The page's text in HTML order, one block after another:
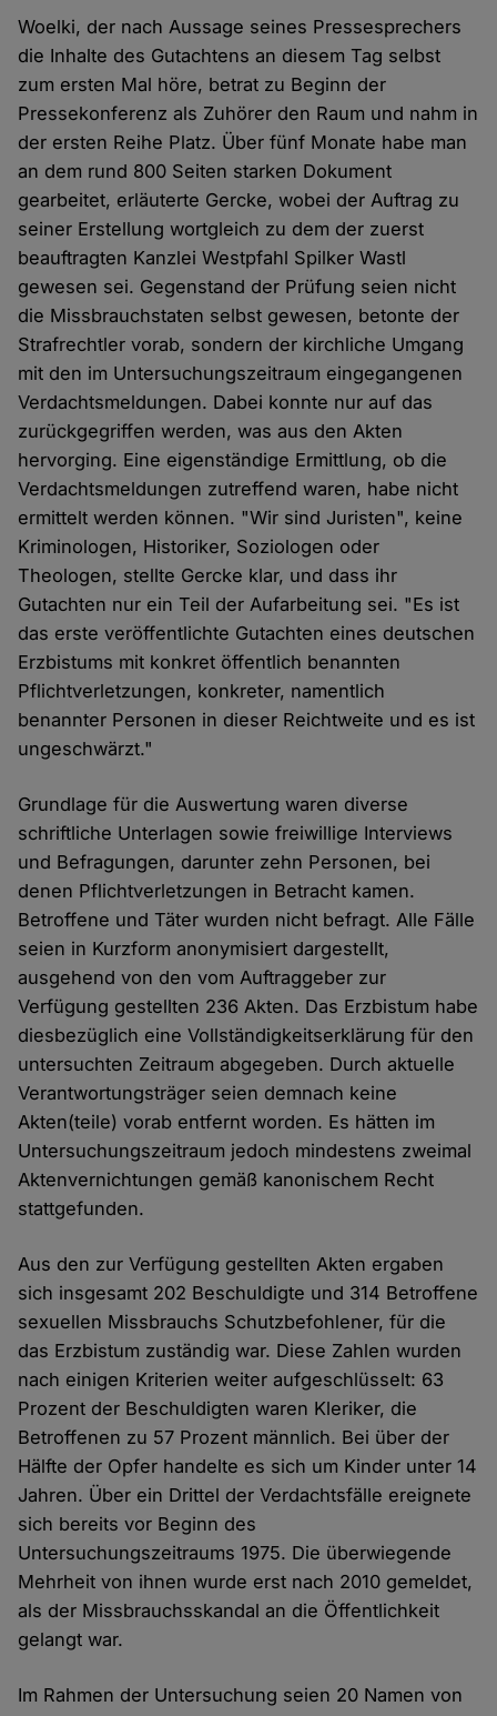
Woelki, der nach Aussage seines Pressesprechers
die Inhalte des Gutachtens an diesem Tag selbst
zum ersten Mal höre, betrat zu Beginn der
Pressekonferenz als Zuhörer den Raum und nahm in
der ersten Reihe Platz. Über fünf Monate habe man
an dem rund 800 Seiten starken Dokument
gearbeitet, erläuterte Gercke, wobei der Auftrag zu
seiner Erstellung wortgleich zu dem der zuerst
beauftragten Kanzlei Westpfahl Spilker Wastl
gewesen sei. Gegenstand der Prüfung seien nicht
die Missbrauchstaten selbst gewesen, betonte der
Strafrechtler vorab, sondern der kirchliche Umgang
mit den im Untersuchungszeitraum eingegangenen
Verdachtsmeldungen. Dabei konnte nur auf das
zurückgegriffen werden, was aus den Akten
hervorging. Eine eigenständige Ermittlung, ob die
Verdachtsmeldungen zutreffend waren, habe nicht
ermittelt werden können. "Wir sind Juristen", keine
Kriminologen, Historiker, Soziologen oder
Theologen, stellte Gercke klar, und dass ihr
Gutachten nur ein Teil der Aufarbeitung sei. "Es ist
das erste veröffentlichte Gutachten eines deutschen
Erzbistums mit konkret öffentlich benannten
Pflichtverletzungen, konkreter, namentlich
benannter Personen in dieser Reichtweite und es ist
ungeschwärzt."
Grundlage für die Auswertung waren diverse
schriftliche Unterlagen sowie freiwillige Interviews
und Befragungen, darunter zehn Personen, bei
denen Pflichtverletzungen in Betracht kamen.
Betroffene und Täter wurden nicht befragt. Alle Fälle
seien in Kurzform anonymisiert dargestellt,
ausgehend von den vom Auftraggeber zur
Verfügung gestellten 236 Akten. Das Erzbistum habe
diesbezüglich eine Vollständigkeitserklärung für den
untersuchten Zeitraum abgegeben. Durch aktuelle
Verantwortungsträger seien demnach keine
Akten(teile) vorab entfernt worden. Es hätten im
Untersuchungszeitraum jedoch mindestens zweimal
Aktenvernichtungen gemäß kanonischem Recht
stattgefunden.
Aus den zur Verfügung gestellten Akten ergaben
sich insgesamt 202 Beschuldigte und 314 Betroffene
sexuellen Missbrauchs Schutzbefohlener, für die
das Erzbistum zuständig war. Diese Zahlen wurden
nach einigen Kriterien weiter aufgeschlüsselt: 63
Prozent der Beschuldigten waren Kleriker, die
Betroffenen zu 57 Prozent männlich. Bei über der
Hälfte der Opfer handelte es sich um Kinder unter 14
Jahren. Über ein Drittel der Verdachtsfälle ereignete
sich bereits vor Beginn des
Untersuchungszeitraums 1975. Die überwiegende
Mehrheit von ihnen wurde erst nach 2010 gemeldet,
als der Missbrauchsskandal an die Öffentlichkeit
gelangt war.
Im Rahmen der Untersuchung seien 20 Namen von